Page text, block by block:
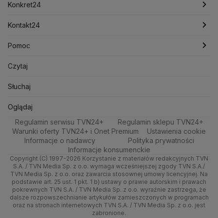
Lotnisko Chopina
Mariusz Błaszczak
Mark Zuckerberg
Ministerstwo Aktywów Państwowych
Ministerstwo Infrastruktury
Ministerstwo Rolnictwa
Ministerstwo Rozwoju i Technologii
Ministerstwo Sportu i Turystyki
Ministerstwo Cyfryzacji
Ministerstwo Edukacji Narodowej
Ministerstwo Finansów
Ministerstwo Klimatu i Środowiska
Ministerstwo Nauki i Szkolnictwa Wyższego
Ministerstwo Sprawiedliwości
Meteo
Sport
Technologia
Kultura i styl
Quizy
Kraków
Poznań
Trójmiasto
Wrocław
Kielce
Kujawsko-pomorskie
Lublin
Lubuskie
Olsztyn
Opole
Rzeszów
Pieniądze
Nieruchomości
Rynki
Dla firm
Handel
Ze świata
Tech
Moto
Dla seniora
Turystyka
Pogoda długoterminowa
Pogoda na jutro
Pogoda na weekend
Najnowsze
Polska
Prognoza
Świat
Nauka
Ciekawostki
Podróże
Smog
Piłka Nożna
Tenis
Kolarstwo
Skoki Narciarskie
Sporty zimowe
Lekkoatletyka
Siatkówka
Konkret24
Najnowsze
Polska
Świat
Polityka
Zdrowie
Tech
Nauka
Rozrywka
Kontakt24
Najnowsze
Gorące Tematy
Wyślij zgłoszenie
Pomoc
Centrum pomocy
Test zgodności
Oglądaj na TV
Zrealizuj voucher
Czytaj
Słuchaj
Oglądaj
Regulamin serwisu TVN24+
Regulamin sklepu TVN24+
Warunki oferty TVN24+ i Onet Premium
Ustawienia cookie
Informacje o nadawcy
Polityka prywatności
Informacje konsumenckie
Copyright (C) 1997-2026 Korzystanie z materiałów redakcyjnych TVN
S.A. / TVN Media Sp. z o.o. wymaga wcześniejszej zgody TVN S.A./
TVN Media Sp. z o.o. oraz zawarcia stosownej umowy licencyjnej. Na
podstawie art. 25 ust. 1 pkt. 1 b) ustawy o prawie autorskim i prawach
pokrewnych TVN S.A. / TVN Media Sp. z o.o. wyraźnie zastrzega, że
dalsze rozpowszechnianie artykułów zamieszczonych w programach
oraz na stronach internetowych TVN S.A. / TVN Media Sp. z o.o. jest
zabronione.